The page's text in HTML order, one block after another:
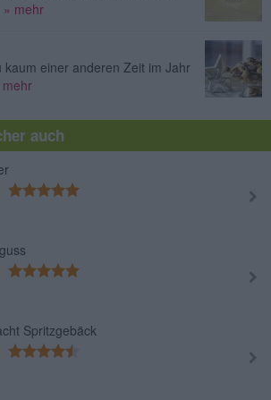
» mehr
kaum einer anderen Zeit im Jahr
mehr
auch
Spritzgebäck